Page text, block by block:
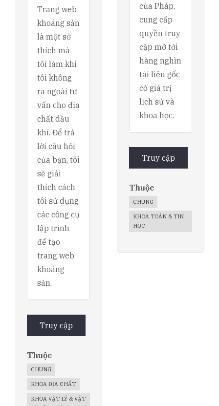
Trang web
khoáng sản
là một sở
thích mà
tôi làm khi
tôi không
ra ngoài tư
vấn cho địa
chất dầu
khí. Để trả
lời câu hỏi
của bạn, tôi
sẽ giải
thích cách
tôi sử dụng
các công cụ
lập trình
để tạo
trang web
khoáng
sản.
Truy cập
Thuộc
CHUNG
KHOA ĐỊA CHẤT
KHOA VẬT LÝ & VẬT
của Pháp,
cung cấp
quyền truy
cập mở tới
hàng nghìn
tài liệu gốc
có giá trị
lịch sử và
khoa học.
Truy cập
Thuộc
CHUNG
KHOA TOÁN & TIN
HỌC